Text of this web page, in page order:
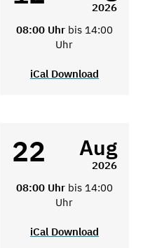
2026
08:00 Uhr bis 14:00
Uhr
iCal Download
22 Aug
2026
08:00 Uhr bis 14:00
Uhr
iCal Download